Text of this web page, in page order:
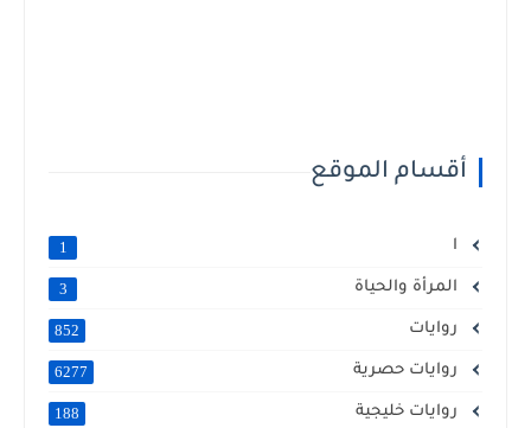
أقسام الموقع
ا 1
المرأة والحياة 3
روايات 852
روايات حصرية 6277
روايات خليجية 188